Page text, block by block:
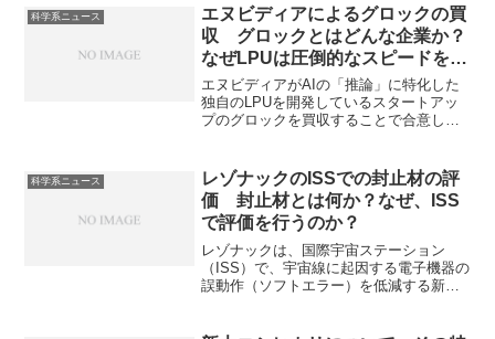
波数による容量の変化が少ないという特
徴があります。温度や電圧の影響を受け
にくい理由を知ることができます。
科学系ニュース
エヌビディアによるグロックの買
収 グロックとはどんな企業か？
なぜLPUは圧倒的なスピードを持
つのか
エヌビディアがAIの「推論」に特化した
独自のLPUを開発しているスタートアッ
プのグロックを買収することで合意した
が買収する理由を知ることができます。
科学系ニュース
レゾナックのISSでの封止材の評
価 封止材とは何か？なぜ、ISS
で評価を行うのか？
レゾナックは、国際宇宙ステーション
（ISS）で、宇宙線に起因する電子機器の
誤動作（ソフトエラー）を低減する新た